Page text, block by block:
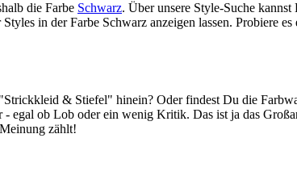
die Farbe Schwarz. Über unsere Style-Suche
in der Farbe Schwarz anzeigen lassen. Probiere
& Stiefel" hinein? Oder findest Du die
ob Lob oder ein wenig Kritik. Das ist ja das
zählt!